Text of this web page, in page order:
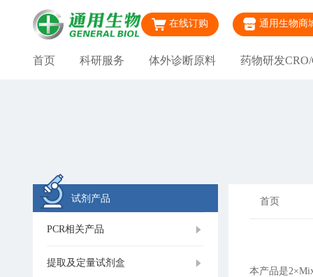
在线订购 通用生物商
首页 科研服务 体外诊断原料 药物研发
试剂产品
PCR相关产品
提取及定量试剂盒
首页
本产品是